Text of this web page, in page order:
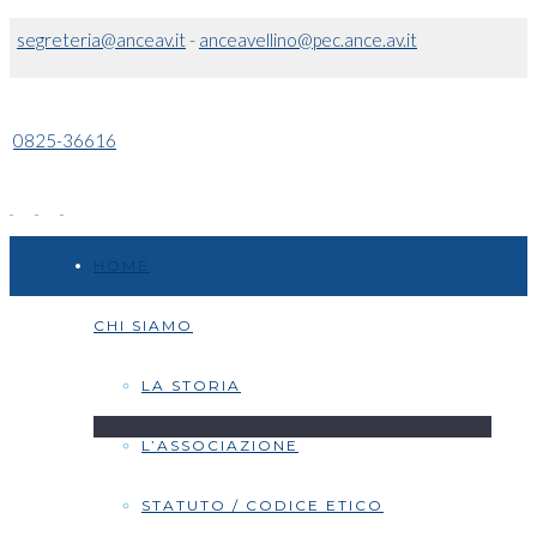
segreteria@anceav.it- anceavellino@pec.ance.av.it
0825-36616
CHI SIAMO
LA STORIA
L’ASSOCIAZIONE
STATUTO / CODICE ETICO